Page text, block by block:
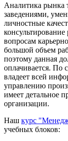
Аналитика рынка
заведениями,
личностные
вопросам
большой объем
поэтому данная
оплачивается. По
владеет всей
управлению
имеет детальное
организации.
Наш курс
учебных блоков: